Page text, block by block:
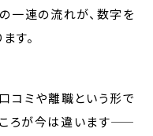
一連の流れが、数字を
す。
コミや離職という形で
ころが今は違います——